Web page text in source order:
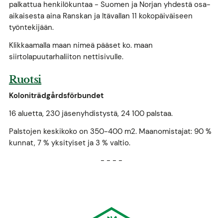
palkattua henkilökuntaa - Suomen ja Norjan yhdestä osa-
aikaisesta aina Ranskan ja Itävallan 11 kokopäiväiseen
työntekijään.
Klikkaamalla maan nimeä pääset ko. maan
siirtolapuutarhaliiton nettisivulle.
Ruotsi
Koloniträdgårdsförbundet
16 aluetta, 230 jäsenyhdistystä, 24 100 palstaa.
Palstojen keskikoko on 350-400 m2. Maanomistajat: 90 %
kunnat, 7 % yksityiset ja 3 % valtio.
- - - -